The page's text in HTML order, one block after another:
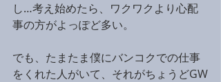
し…考え始めたら、ワクワクより心配
事の方がよっぽど多い。
でも、たまたま僕にバンコクでの仕事
をくれた人がいて、それがちょうどGW